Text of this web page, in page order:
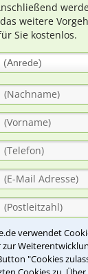
verwendet
"Cookies
weitere
Sie kostenlos.
(Anrede)